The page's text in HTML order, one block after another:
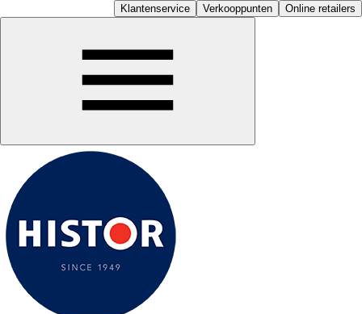
Klantenservice Verkooppunten Online retailers